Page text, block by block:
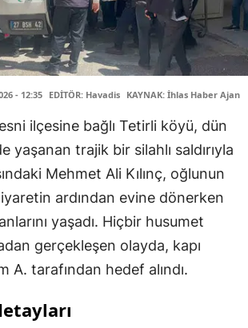
- 12:35 EDİTÖR: Havadis KAYNAK: İhlas Haber Ajansı
ilçesine bağlı Tetirli köyü, dün
yaşanan trajik bir silahlı saldırıyla
Mehmet Ali Kılınç, oğlunun
ardından evine dönerken
yaşadı. Hiçbir husumet
gerçekleşen olayda, kapı
A. tarafından hedef alındı.